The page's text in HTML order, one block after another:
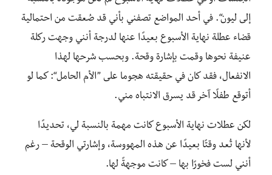
إلى ليون“. في أحد المواضع تصفني بأني قد صُعقت من احتمالية
قضاء عطلة نهاية الأسبوع بعيدًا عنها لدرجة أنني وجهت ركلة
عنيفة نحوها وقمت بإشارة وقحة. وبحسب شرحها لهذا
الانفعال، فقد كان في حقيقته هجوما على ”الأم الحامل“: كما لو
أتوقع طفلًا آخر قد يسرق الانتباه مني.
لكن عطلات نهاية الأسبوع كانت مهمة بالنسبة لي، تحديدًا
لأنها تُعد وقتًا بعيدًا عن هذه المهووسة، وإشارتي الوقحة – رغم
أنني لست فخورًا بها – كانت موجهةً لها.